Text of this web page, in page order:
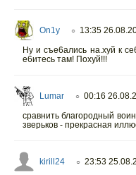
On1y ○ 13:35
Ну и съе6ались на.xyй к
е6итесь там! Поxyй!!!
Lumar ○ 00:16
сравнить благородный
зверьков - прекрасная
kirill24 ○ 23:53